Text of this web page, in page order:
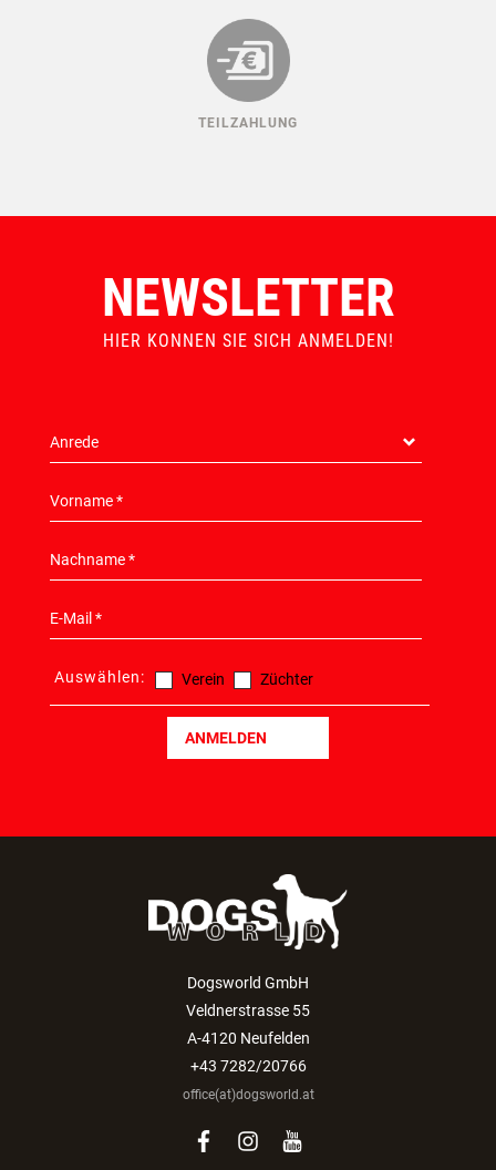
TEILZAHLUNG
NEWSLETTER
HIER KONNEN SIE SICH ANMELDEN!
Auswählen: Verein Züchter
ANMELDEN
Dogsworld GmbH
Veldnerstrasse 55
A-4120 Neufelden
+43 7282/20766
office(at)dogsworld.at
facebook
instagram
youtube